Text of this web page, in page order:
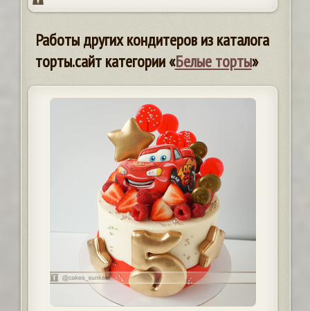
Работы других кондитеров из каталога
торты.сайт категории «Белые торты»